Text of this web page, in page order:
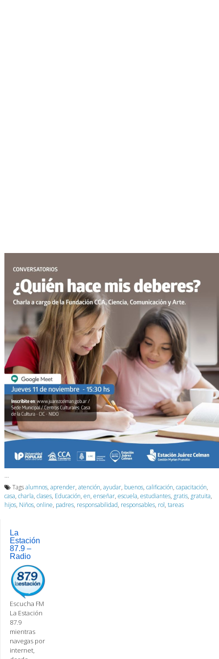
…
Tagsalumnos, aprender, atención, ayudar, buenos, calificación, capacitación,
casa, charla, clases, Educación, en, enseñar, escuela, estudiantes, gratis, gratuita,
hijos, Niños, online, padres, responsabilidad, responsables, rol, tareas
La
Estación
87.9 –
Radio
Escucha FM
La Estación
87.9
mientras
navegas por
internet,